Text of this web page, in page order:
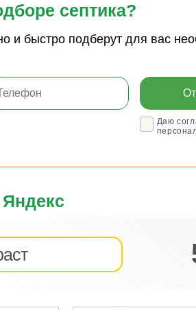
септика?
и быстро подберут для вас
Даю